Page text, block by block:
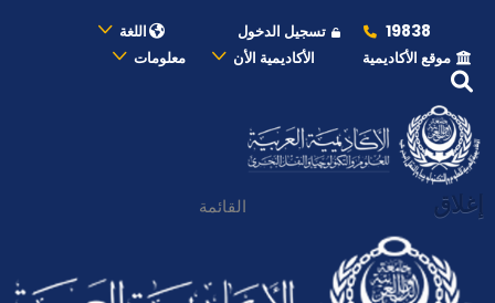
19838 تسجيل الدخول
اللغة
موقع الأكاديمية
الأكاديمية الأن معلومات
إغلاق القائمة